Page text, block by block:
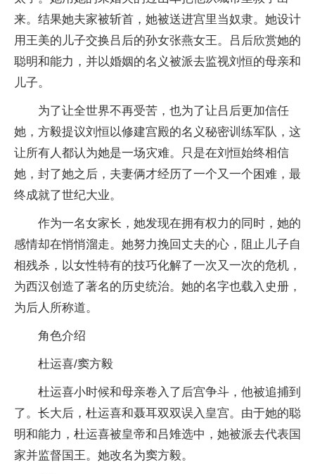
来。结果她夫家被斩首，她被送进宫里当奴隶。她设计
用王美的儿子交换吕后的孙女张燕女王。吕后欣赏她的
聪明和能力，并以婚姻的名义被派去监视刘恒的母亲和
儿子。
为了让全世界不再受苦，也为了让吕后更加信任
她，方毅提议刘恒以修建宫殿的名义秘密训练军队，这
让所有人都认为她是一场灾难。只是在刘恒始终相信
她，封了她之后，夫妻俩才经历了一个又一个困难，最
终成就了世纪大业。
作为一名女家长，她发现在拥有权力的同时，她的
感情却在悄悄溜走。她努力挽回丈夫的心，阻止儿子自
相残杀，以女性特有的技巧化解了一次又一次的危机，
为西汉创造了著名的历史统治。她的名字也载入史册，
为后人所称道。
角色介绍
杜运喜/窦方毅
杜运喜小时候和母亲卷入了后宫争斗，他被追捕到
了。长大后，杜运喜和聂耳双双误入皇宫。由于她的聪
明和能力，杜运喜被皇帝和吕雉选中，她被派去代表国
家并监督国王。她改名为窦方毅。